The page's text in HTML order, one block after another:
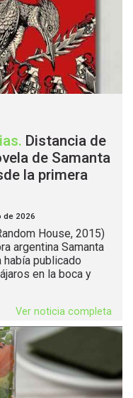
. Distancia de
de Samanta
la primera
de 2026
House, 2015)
argentina Samanta
publicado
en la boca y
Ver noticia completa